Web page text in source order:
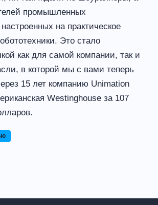
промышленных
на практическое
Это стало
как для самой компании, так и
в которой мы с вами теперь
15 лет компанию Unimation
Westinghouse за 107